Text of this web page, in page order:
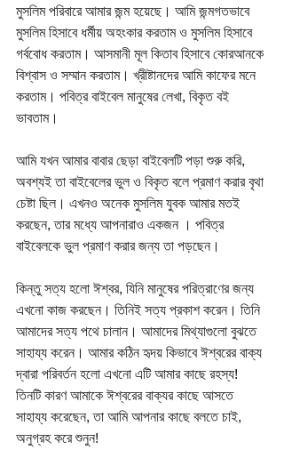
মুসলিম পরিবারে আমার জন্ম হয়েছে। আমি জন্মগতভাবে
মুসলিম হিসাবে ধর্মীয় অহংকার করতাম ও মুসলিম হিসাবে
গর্ববোধ করতাম। আসমানী মূল কিতাব হিসাবে কোরআনকে
বিশ্বাস ও সম্মান করতাম। খ্রীষ্টানদের আমি কাফের মনে
করতাম। পবিত্র বাইবেল মানুষের লেখা, বিকৃত বই
ভাবতাম।
আমি যখন আমার বাবার ছেড়া বাইবেলটি পড়া শুরু করি,
অবশ্যই তা বাইবেলের ভুল ও বিকৃত বলে প্রমাণ করার বৃথা
চেষ্টা ছিল। এখনও অনেক মুসলিম যুবক আমার মতই
করছেন, তার মধ্যে আপনারাও একজন । পবিত্র
বাইবেলকে ভুল প্রমাণ করার জন্য তা পড়ছেন।
কিন্তু সত্য হলো ঈশ্বর, যিনি মানুষের পরিত্রাণের জন্য
এখনো কাজ করছেন। তিনিই সত্য প্রকাশ করেন। তিনি
আমাদের সত্য পথে চালান। আমাদের মিথ্যাগুলো বুঝতে
সাহায্য করেন। আমার কঠিন হৃদয় কিভাবে ঈশ্বরের বাক্য
দ্বারা পরিবর্তন হলো এখনো এটি আমার কাছে রহস্য!
তিনটি কারণ আমাকে ঈশ্বরের বাক্যর কাছে আসতে
সাহায্য করেছেন, তা আমি আপনার কাছে বলতে চাই,
অনুগ্রহ করে শুনুন!